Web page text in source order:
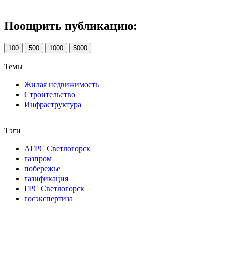
Поощрить публикацию:
100 500 1000 5000
Темы
Жилая недвижимость
Строительство
Инфраструктура
Тэги
АГРС Светлогорск
газпром
побережье
газификация
ГРС Светлогорск
госэкспертиза